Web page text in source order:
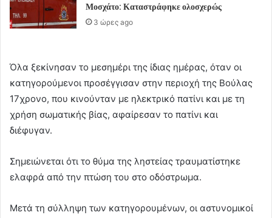
Μοσχάτο: Καταστράφηκε ολοσχερώς
3 ώρες ago
Όλα ξεκίνησαν το μεσημέρι της ίδιας ημέρας, όταν οι
κατηγορούμενοι προσέγγισαν στην περιοχή της Βούλας
17χρονο, που κινούνταν με ηλεκτρικό πατίνι και με τη
χρήση σωματικής βίας, αφαίρεσαν το πατίνι και
διέφυγαν.
Σημειώνεται ότι το θύμα της ληστείας τραυματίστηκε
ελαφρά από την πτώση του στο οδόστρωμα.
Μετά τη σύλληψη των κατηγορουμένων, οι αστυνομικοί